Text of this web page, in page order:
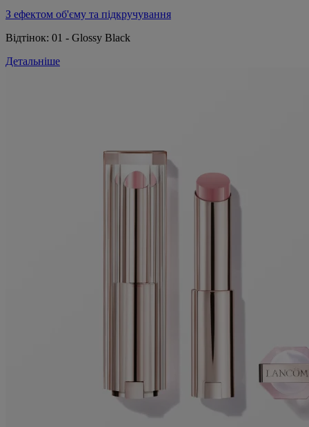
З ефектом об'єму та підкручування
Відтінок: 01 - Glossy Black
Детальніше